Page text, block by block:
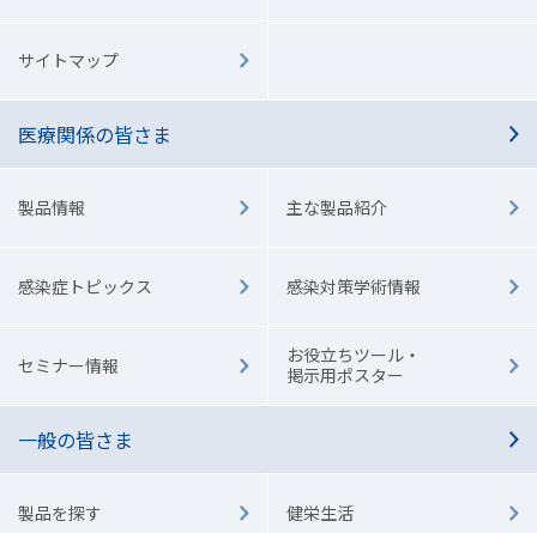
サイトマップ
医療関係の皆さま
製品情報 主な製品紹介
感染症トピックス 感染対策学術情報
セミナー情報
お役立ちツール・
掲示用ポスター
一般の皆さま
製品を探す 健栄生活